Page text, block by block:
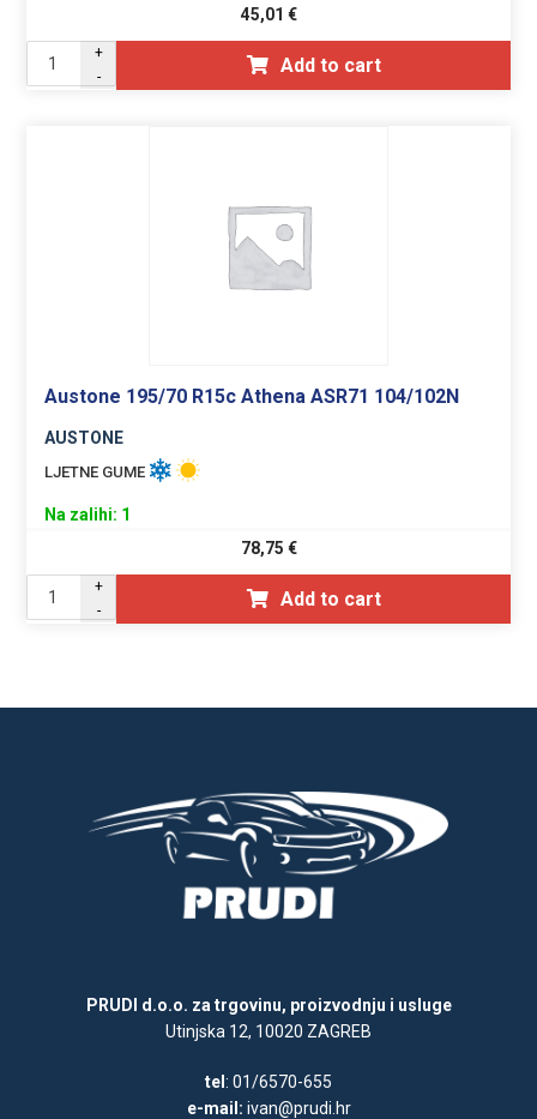
45,01 €
+
-
Add to cart
Austone 195/70 R15c Athena ASR71 104/102N
AUSTONE
LJETNE GUME
Na zalihi: 1
78,75 €
+
-
Add to cart
PRUDI d.o.o. za trgovinu, proizvodnju i usluge
Utinjska 12, 10020 ZAGREB
tel : 01/6570-655
e-mail: ivan@prudi.hr